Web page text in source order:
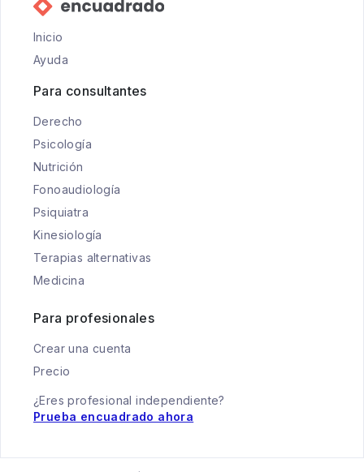
Inicio
Ayuda
Para consultantes
Derecho
Psicología
Nutrición
Fonoaudiología
Psiquiatra
Kinesiología
Terapias alternativas
Medicina
Para profesionales
Crear una cuenta
Precio
¿Eres profesional independiente?
Prueba encuadrado ahora